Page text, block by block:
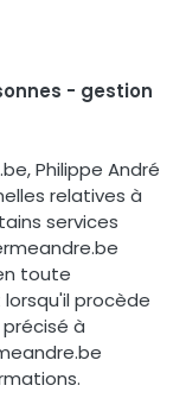
- gestion
Philippe André
relatives à
services
toute
procède
à